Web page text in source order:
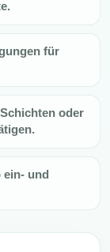
für
oder
und